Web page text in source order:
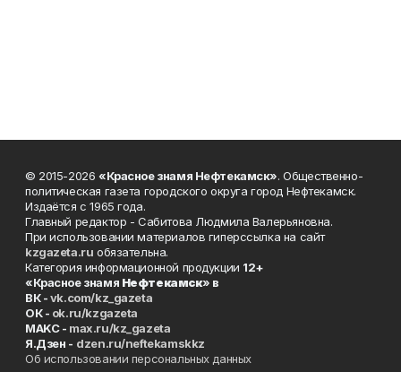
© 2015-2026 «Красное знамя Нефтекамск». Общественно-
политическая газета городского округа город Нефтекамск.
Издаётся с 1965 года.
Главный редактор - Сабитова Людмила Валерьяновна.
При использовании материалов гиперссылка на сайт
kzgazeta.ru обязательна.
Категория информационной продукции 12+
«Красное знамя Нефтекамск» в
ВК -vk.com/kz_gazeta
ОК - ok.ru/kzgazeta
MAKC - max.ru/kz_gazeta
Я.Дзен - dzen.ru/neftekamskkz
Об использовании персональных данных